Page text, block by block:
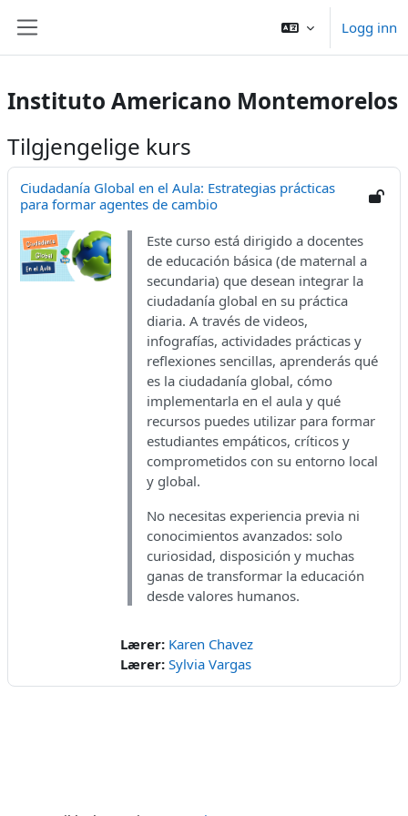
Logg inn
Instituto Americano Montemorelos
Tilgjengelige kurs
Ciudadanía Global en el Aula: Estrategias prácticas
para formar agentes de cambio
Este curso está dirigido a docentes
de educación básica (de maternal a
secundaria) que desean integrar la
ciudadanía global en su práctica
diaria. A través de videos,
infografías, actividades prácticas y
reflexiones sencillas, aprenderás qué
es la ciudadanía global, cómo
implementarla en el aula y qué
recursos puedes utilizar para formar
estudiantes empáticos, críticos y
comprometidos con su entorno local
y global.
No necesitas experiencia previa ni
conocimientos avanzados: solo
curiosidad, disposición y muchas
ganas de transformar la educación
desde valores humanos.
Lærer: Karen Chavez
Lærer: Sylvia Vargas